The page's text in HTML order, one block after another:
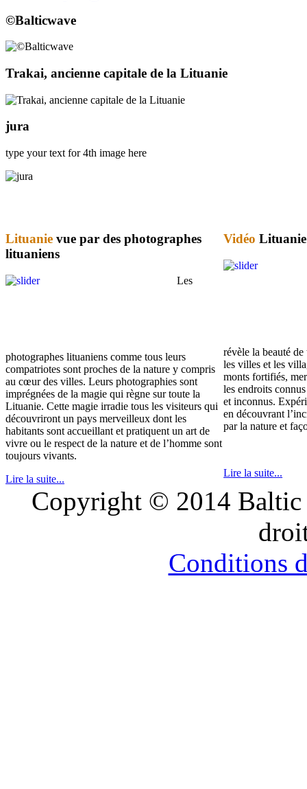
©Balticwave
Trakai, ancienne capitale de la Lituanie
jura
type your text for 4th image here
Lituanie vue par des photographes
lituaniens
Les
photographes lituaniens comme tous leurs
compatriotes sont proches de la nature y compris
au cœur des villes. Leurs photographies sont
imprégnées de la magie qui règne sur toute la
Lituanie. Cette magie irradie tous les visiteurs qui
découvriront un pays merveilleux dont les
habitants sont accueillant et pratiquent un art de
vivre ou le respect de la nature et de l’homme sont
toujours vivants.
Lire la suite...
Vidéo Lituanie
révèle la beauté
les villes et les
monts fortifiés,
les endroits
et inconnus.
en découvrant
par la nature et
Lire la suite...
film
सौतेली
मां
को
पटाकर
Xnxxx
Com
فيديو
جنسي
Xnxx
عربي
Copyright © 2014
Conditions